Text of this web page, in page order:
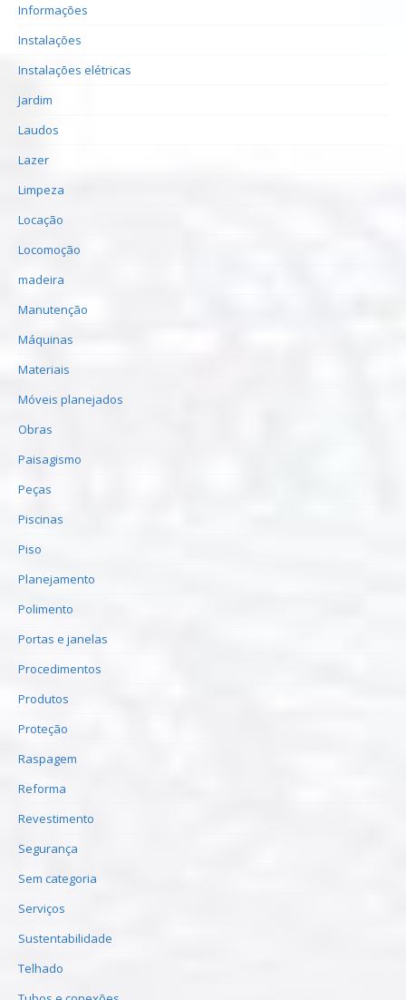
Informações
Instalações
Instalações elétricas
Jardim
Laudos
Lazer
Limpeza
Locação
Locomoção
madeira
Manutenção
Máquinas
Materiais
Móveis planejados
Obras
Paisagismo
Peças
Piscinas
Piso
Planejamento
Polimento
Portas e janelas
Procedimentos
Produtos
Proteção
Raspagem
Reforma
Revestimento
Segurança
Sem categoria
Serviços
Sustentabilidade
Telhado